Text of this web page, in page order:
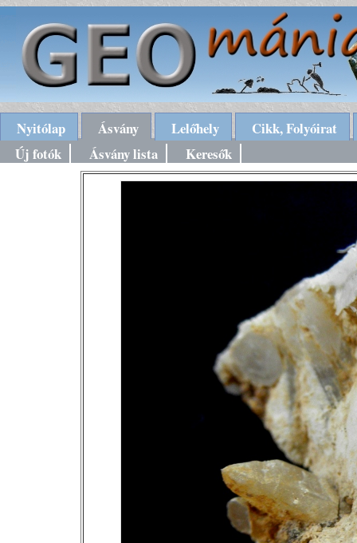
Nyitólap Ásvány Lelőhely
Cikk, Folyóirat
Új fotók
Ásvány lista Keresők